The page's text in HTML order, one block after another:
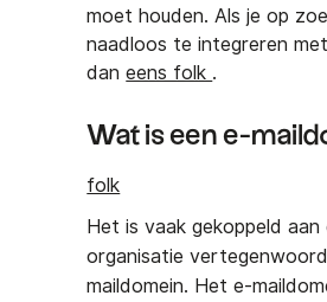
moet houden. Als je op
naadloos te integreren
daneens folk .
Wat is een e-
folk
Het is vaak gekoppeld
organisatie
maildomein. Het e-